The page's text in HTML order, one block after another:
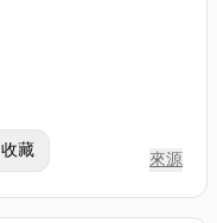
收藏 來源